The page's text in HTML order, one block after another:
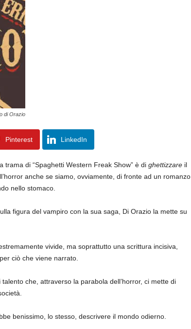
di Orazio
Pinterest LinkedIn
trama di “Spaghetti Western Freak Show” è di ghettizzareil
anche se siamo, ovviamente, di fronte ad un romanzo
nello stomaco.
figura del vampiro con la sua saga, Di Orazio la mette su
vivide, ma soprattutto una scrittura incisiva,
ciò che viene narrato.
che, attraverso la parabola dell’horror, ci mette di
benissimo, lo stesso, descrivere il mondo odierno.